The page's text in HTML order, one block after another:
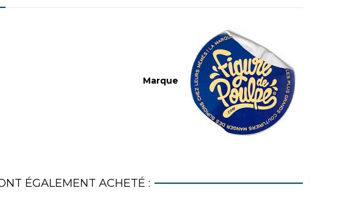
Marque
ÉGALEMENT ACHETÉ :